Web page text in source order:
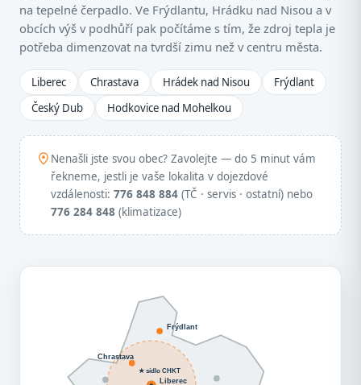
na tepelné čerpadlo. Ve Frýdlantu, Hrádku nad Nisou a v
obcích výš v podhůří pak počítáme s tím, že zdroj tepla je
potřeba dimenzovat na tvrdší zimu než v centru města.
Liberec Chrastava Hrádek nad Nisou
Frýdlant
Český Dub
Hodkovice nad Mohelkou
Nenašli jste svou obec? Zavolejte — do 5 minut vám
řekneme, jestli je vaše lokalita v dojezdové
vzdálenosti: 776 848 884 (TČ · servis · ostatní) nebo
776 284 848 (klimatizace)
Liberec
Chrastava
Frýdlant
★ sídlo CHKT